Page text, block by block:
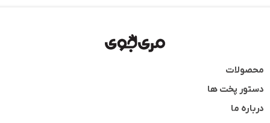
محصولات
دستور پخت ها
درباره ما